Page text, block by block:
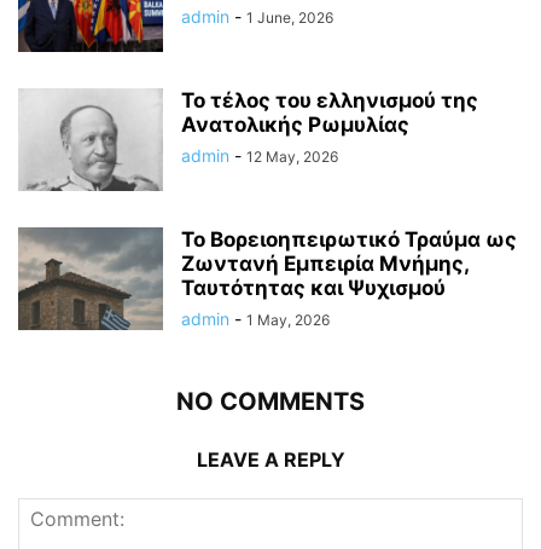
admin - 1 June, 2026
Το τέλος του ελληνισμού της
Ανατολικής Ρωμυλίας
admin - 12 May, 2026
Το Βορειοηπειρωτικό Τραύμα ως
Ζωντανή Εμπειρία Μνήμης,
Ταυτότητας και Ψυχισμού
admin - 1 May, 2026
NO COMMENTS
LEAVE A REPLY